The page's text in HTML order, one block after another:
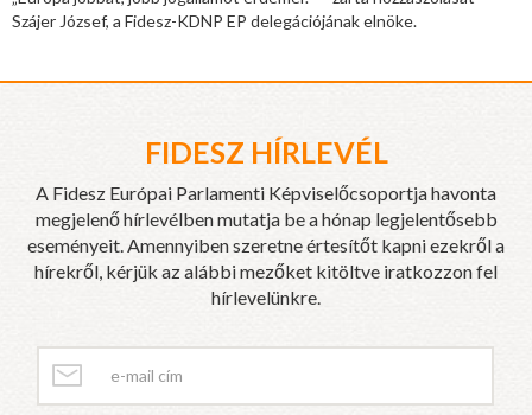
Szájer József, a Fidesz-KDNP EP delegációjának elnöke.
FIDESZ HÍRLEVÉL
A Fidesz Európai Parlamenti Képviselőcsoportja havonta
megjelenő hírlevélben mutatja be a hónap legjelentősebb
eseményeit. Amennyiben szeretne értesítőt kapni ezekről a
hírekről, kérjük az alábbi mezőket kitöltve iratkozzon fel
hírlevelünkre.